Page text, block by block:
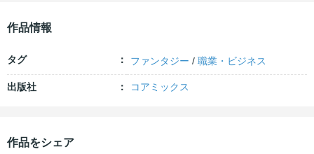
作品情報
タグ ファンタジー /職業・ビジネス
出版社 コアミックス
作品をシェア